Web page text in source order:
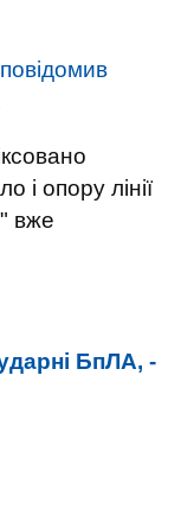
повідомив
і опору лінії
вже
БпЛА, -